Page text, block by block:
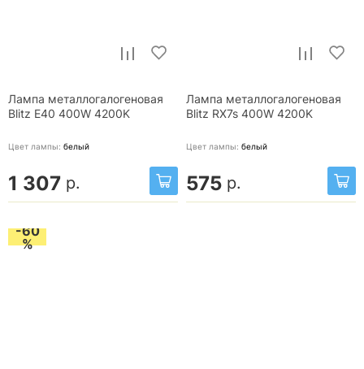
Лампа металлогалогеновая
Blitz E40 400W 4200K
Цвет лампы: белый
1 307 р.
Лампа металлогалогеновая
Blitz RX7s 400W 4200K
Цвет лампы: белый
575 р.
-60
%